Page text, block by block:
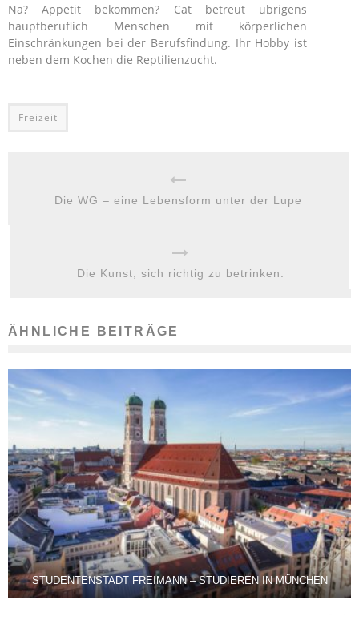
Na? Appetit bekommen? Cat betreut übrigens
hauptberuflich Menschen mit körperlichen
Einschränkungen bei der Berufsfindung. Ihr Hobby ist
neben dem Kochen die Reptilienzucht.
Freizeit
Die WG – eine Lebensform unter der Lupe
Die Kunst, sich richtig zu betrinken.
ÄHNLICHE BEITRÄGE
STUDENTENSTADT FREIMANN – STUDIEREN IN MÜNCHEN